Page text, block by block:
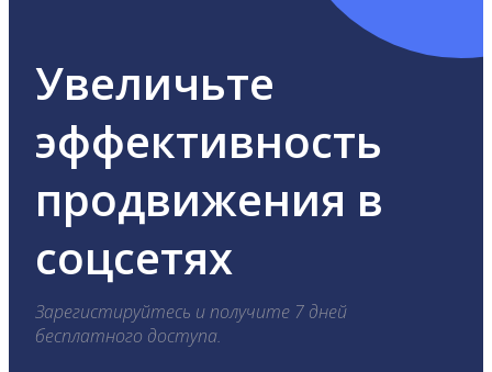
Увеличьте
эффективность
продвижения в
соцсетях
Зарегистируйтесь и получите 7 дней
бесплатного доступа.